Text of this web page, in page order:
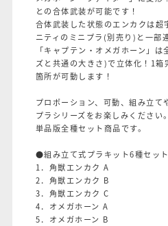
との合体武装が可能です！
合体武装した状態のエンカクは超
ニティのミニプラ(別売り)と一部
「キャプテン・オメガホーン」
ズと共通の大きさ)で立体化！1
箇所が可動します！
プロポーション、可動、組み立て
プラシリーズをお楽しみください。
単品版全種セット商品です。
●組み立て式プラキット6種セット
1．角獣エンカク A
2．角獣エンカク B
3．角獣エンカク C
4．オメガホーン A
5．オメガホーン B